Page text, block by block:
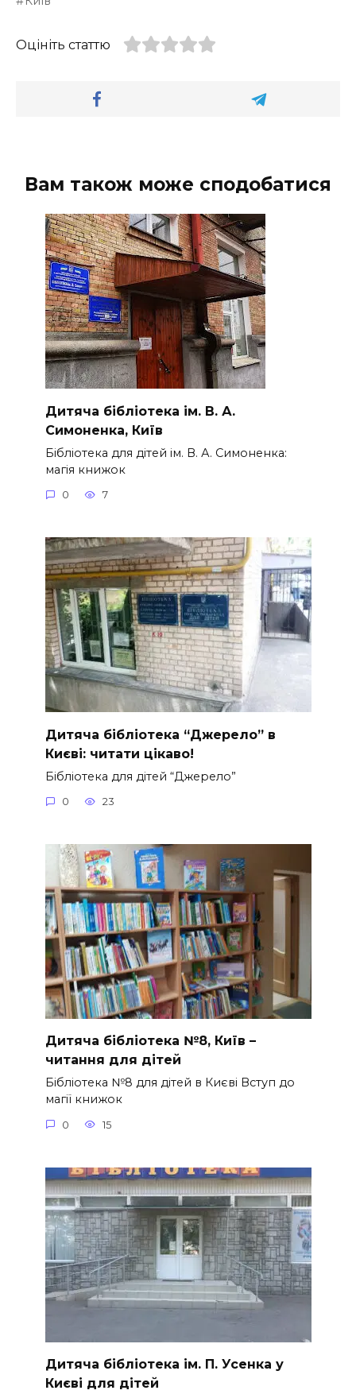
Оцініть статтю
Вам також може сподобатися
Дитяча бібліотека ім. В. А.
Симоненка, Київ
Бібліотека для дітей ім. В. А. Симоненка:
магія книжок
0 7
Дитяча бібліотека “Джерело” в
Києві: читати цікаво!
Бібліотека для дітей “Джерело”
0 23
Дитяча бібліотека №8, Київ –
читання для дітей
Бібліотека №8 для дітей в Києві Вступ до
магії книжок
0 15
Дитяча бібліотека ім. П. Усенка у
Києві для дітей